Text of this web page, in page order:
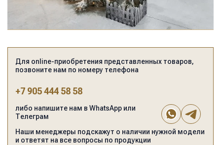
Для online-приобретения представленных товаров,
позвоните нам по номеру телефона
+7 905 444 58 58
либо напишите нам в WhatsApp или
Телеграм
Наши менеджеры подскажут о наличии нужной модели
и ответят на все вопросы по продукции